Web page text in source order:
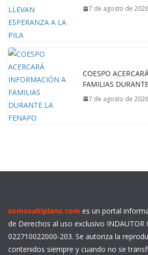
7 de agosto de 2026
COESPO
FAMILIAS
7 de agosto de 2026
somosaltiplano.com es un portal
de Derechos al uso exclusivo INDAUTOR
022710022000-203. Se autoriza la
contenidos siempre y cuando no se